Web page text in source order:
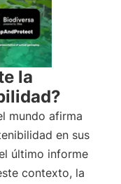
la
mundo afirma
en sus
último informe
contexto, la